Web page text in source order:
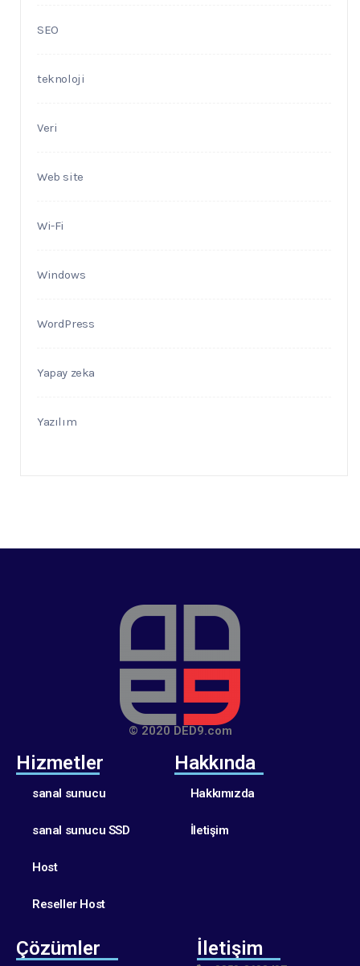
SEO
teknoloji
Veri
Web site
Wi-Fi
Windows
WordPress
Yapay zeka
Yazılım
© 2020 DED9.com
Hizmetler
sanal sunucu
sanal sunucu SSD
Host
Reseller Host
Hakkında
Hakkımızda
İletişim
Çözümler İletişim